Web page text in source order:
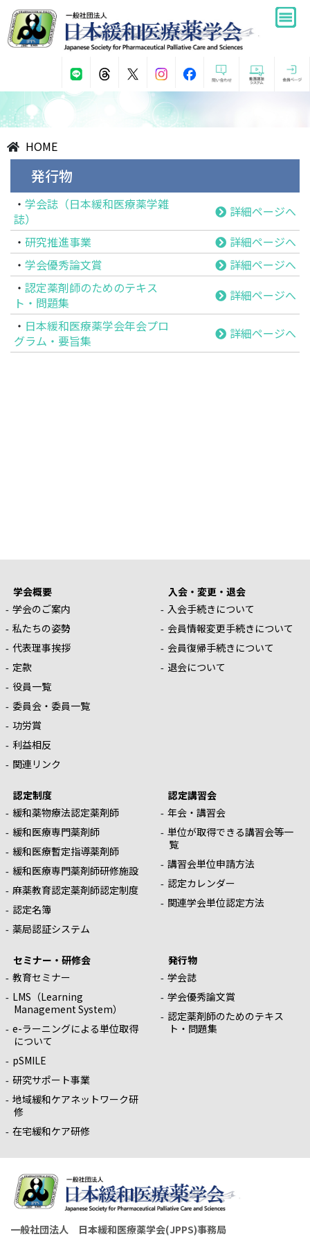
HOME
発行物
・ 学会誌（日本緩和医療薬学雑
誌）
詳細ページへ
・ 研究推進事業
詳細ページへ
・ 学会優秀論文賞
詳細ページへ
・ 認定薬剤師のためのテキス
ト・問題集
詳細ページへ
・ 日本緩和医療薬学会年会プロ
グラム・要旨集
詳細ページへ
学会概要
学会のご案内
私たちの姿勢
代表理事挨拶
定款
役員一覧
委員会・委員一覧
功労賞
利益相反
関連リンク
入会・変更・退会
入会手続きについて
会員情報変更手続きについて
会員復帰手続きについて
退会について
認定制度
緩和薬物療法認定薬剤師
緩和医療専門薬剤師
緩和医療暫定指導薬剤師
緩和医療専門薬剤師研修施設
麻薬教育認定薬剤師認定制度
認定名簿
薬局認証システム
認定講習会
年会・講習会
単位が取得できる講習会等一
覧
講習会単位申請方法
認定カレンダー
関連学会単位認定方法
セミナー・研修会
教育セミナー
LMS（Learning
Management System）
e-ラーニングによる単位取得
について
pSMILE
研究サポート事業
地域緩和ケアネットワーク研
修
在宅緩和ケア研修
発行物
学会誌
学会優秀論文賞
認定薬剤師のためのテキス
ト・問題集
一般社団法人 日本緩和医療薬学会(JPPS)事務局